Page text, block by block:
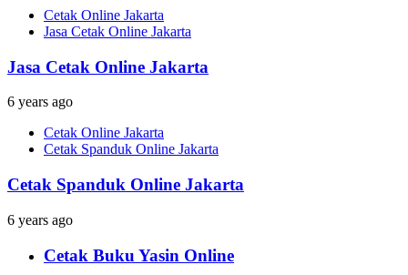
Cetak Online Jakarta
Jasa Cetak Online Jakarta
Jasa Cetak Online Jakarta
6 years ago
Cetak Online Jakarta
Cetak Spanduk Online Jakarta
Cetak Spanduk Online Jakarta
6 years ago
Cetak Buku Yasin Online